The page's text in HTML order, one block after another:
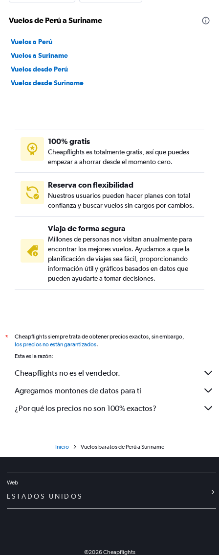
Vuelos de Perú a Suriname
Vuelos a Perú
Vuelos a Suriname
Vuelos desde Perú
Vuelos desde Suriname
100% gratis
Cheapflights es totalmente gratis, así que puedes
empezar a ahorrar desde el momento cero.
Reserva con flexibilidad
Nuestros usuarios pueden hacer planes con total
confianza y buscar vuelos sin cargos por cambios.
Viaja de forma segura
Millones de personas nos visitan anualmente para
encontrar los mejores vuelos. Ayudamos a que la
planificación de viajes sea fácil, proporcionando
información útil y gráficos basados en datos que
pueden ayudarte a tomar decisiones.
*
Cheapflights siempre trata de obtener precios exactos, sin embargo,
los precios no están garantizados.
Esta es la razón:
Cheapflights no es el vendedor.
Agregamos montones de datos para ti
¿Por qué los precios no son 100% exactos?
Inicio Vuelos baratos de Perú a Suriname
Web
ESTADOS UNIDOS
©2026Cheapflights